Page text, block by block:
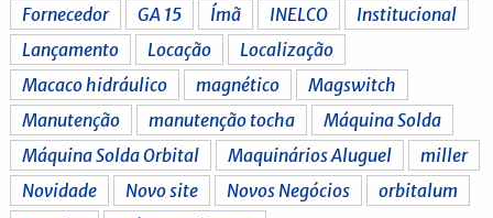
Fornecedor
GA 15 Ímã INELCO
Institucional
Lançamento
Locação
Localização
Macaco hidráulico
magnético
Magswitch
Manutenção
manutenção tocha
Máquina Solda
Máquina Solda Orbital
Maquinários Aluguel
miller
Novidade
Novo site Novos Negócios
orbitalum